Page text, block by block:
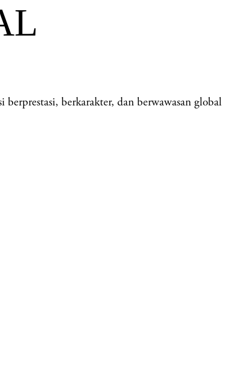
berkarakter, dan berwawasan global